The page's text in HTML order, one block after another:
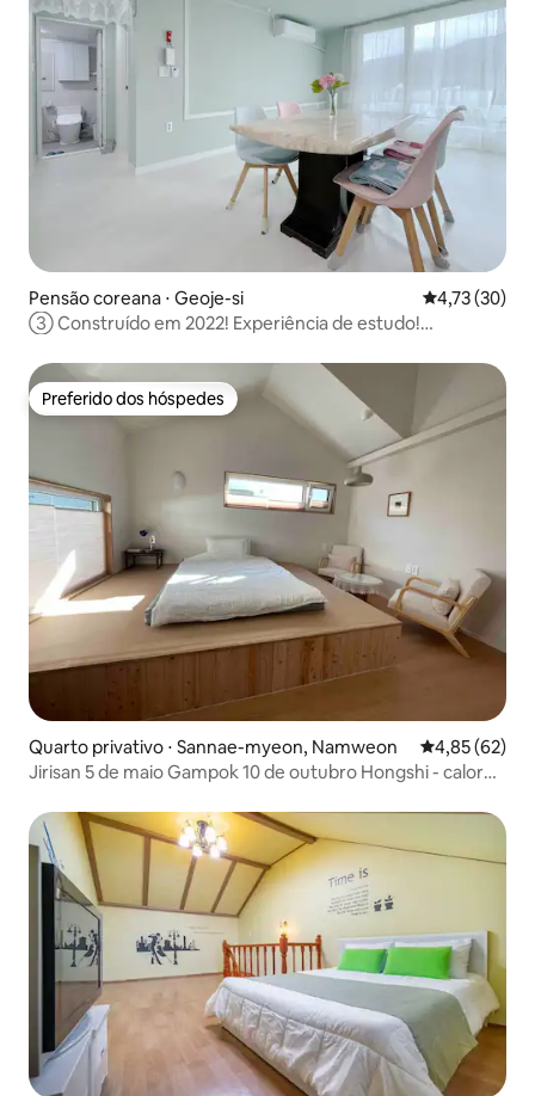
Pensão coreana ⋅ Geoje-si 4,73 de uma
4,73 (30)
③ Construído em 2022! Experiência de estudo!
de experiências na fazenda!
Preferido dos hóspedes
Preferido dos hóspedes
Quarto privativo ⋅ Sannae-myeon, Namweon 4,85 de uma
4,85 (62)
Jirisan 5 de maio Gampok 10 de outubro Hongshi - calor